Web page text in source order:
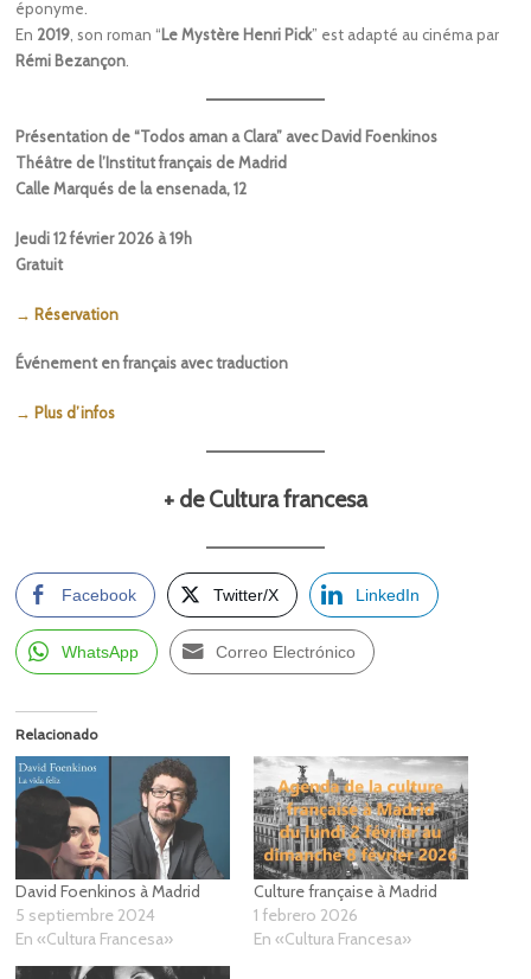
éponyme.
En 2019 , son roman “Le Mystère Henri Pick” est adapté au cinéma par
Rémi Bezançon
Présentation de “Todos aman a Clara” avec David Foenkinos
Théâtre de l’Institut français de Madrid
Calle Marqués de la ensenada, 12
Jeudi 12 février 2026 à 19h
Gratuit
→ Réservation
Événement en français avec traduction
→ Plus d’infos
+ de Cultura francesa
Facebook Twitter/X LinkedIn
WhatsApp Correo Electrónico
Relacionado
David Foenkinos à Madrid
5 septiembre 2024
En «Cultura Francesa»
Culture française à Madrid
1 febrero 2026
En «Cultura Francesa»